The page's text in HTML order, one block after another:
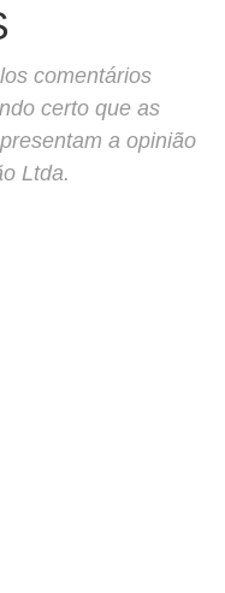
comentários
certo que as
a opinião
Ltda.